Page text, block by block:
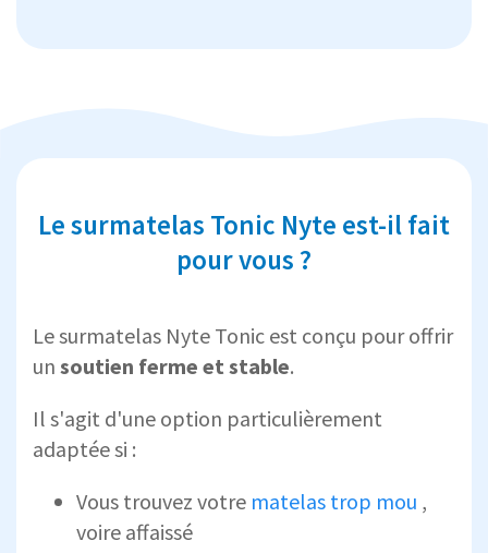
Le surmatelas Tonic Nyte est-il fait
pour vous ?
Le surmatelas Nyte Tonic est conçu pour offrir
un soutien ferme et stable.
Il s'agit d'une option particulièrement
adaptée si :
Vous trouvez votre matelas trop mou ,
voire affaissé